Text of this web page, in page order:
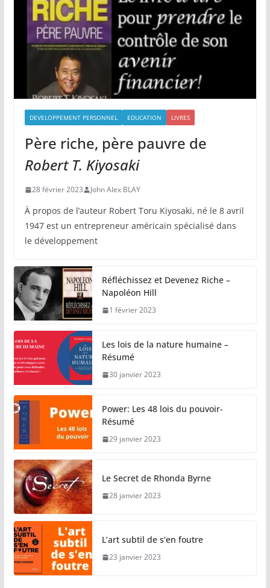
DEVELOPPEMENT PERSONNEL EDUCATION LIVRES
Père riche, père pauvre de
Robert T. Kiyosaki
28 février 2023 John Alex BLAY
À propos de l’auteur Robert Toru Kiyosaki, né le 8 avril
1947 est un entrepreneur américain spécialisé dans
le développement
Réfléchissez et Devenez Riche –
Napoléon Hill
1 février 2023
Les lois de la nature humaine –
Résumé
30 janvier 2023
Power: Les 48 lois du pouvoir-
Résumé
29 janvier 2023
Le Secret de Rhonda Byrne
28 janvier 2023
L’art subtil de s’en foutre
23 janvier 2023